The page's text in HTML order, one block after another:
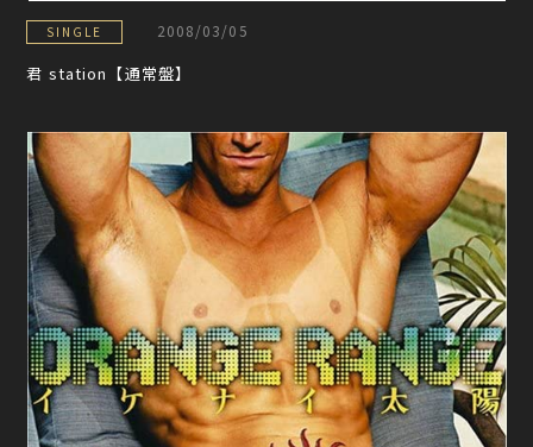
SINGLE 2008/03/05
君 station【通常盤】